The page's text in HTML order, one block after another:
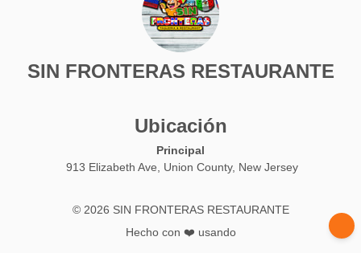
SIN FRONTERAS RESTAURANTE
Ubicación
Principal
913 Elizabeth Ave, Union County, New Jersey
© 2026 SIN FRONTERAS RESTAURANTE
Hecho con ❤️ usando